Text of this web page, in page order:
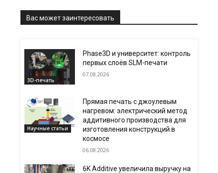
Вас может заинтересовать
3D-печать
Phase3D и университет: контроль
первых слоёв SLM-печати
07.08.2026
Научные статьи
Прямая печать с джоулевым
нагревом: электрический метод
аддитивного производства для
изготовления конструкций в
космосе
06.08.2026
6K Additive увеличила выручку на